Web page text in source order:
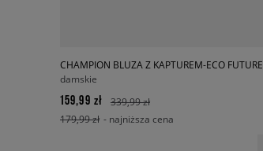
CHAMPION BLUZA Z KAPTUREM-ECO FUTURE
damskie
159,99 zł
339,99 zł
179,99 zł - najniższa cena